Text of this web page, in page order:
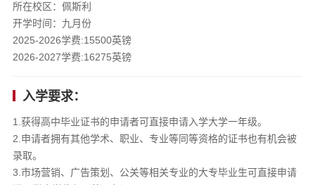
所在校区：佩斯利
开学时间：九月份
2025-2026学费:15500英镑
2026-2027学费:16275英镑
入学要求：
1.获得高中毕业证书的申请者可直接申请入学大学一年级。
2.申请者拥有其他学术、职业、专业等同等资格的证书也有机会被
录取。
3.市场营销、广告策划、公关等相关专业的大专毕业生可直接申请